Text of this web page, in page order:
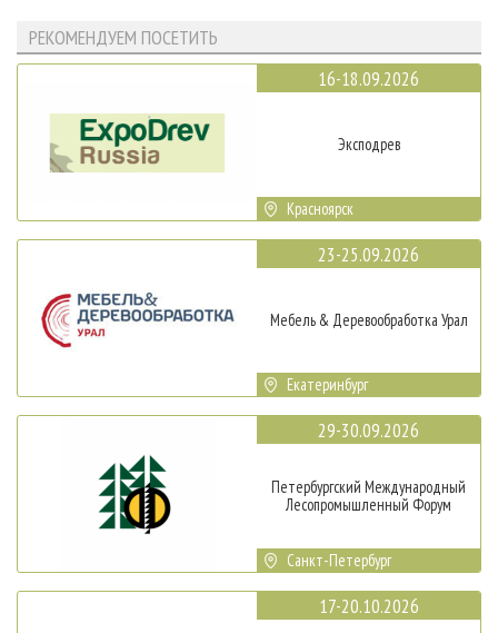
РЕКОМЕНДУЕМ ПОСЕТИТЬ
16-18.09.2026
Эксподрев
Красноярск
23-25.09.2026
Мебель & Деревообработка Урал
Екатеринбург
29-30.09.2026
Петербургский Международный
Лесопромышленный Форум
Санкт-Петербург
17-20.10.2026